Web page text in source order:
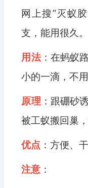
网上搜”灭蚁
支，能用很久。
用法：在蚂蚁
小的一滴，不
原理 ：跟硼砂
被工蚁搬回巢
优点 ：方便、
注意 ：